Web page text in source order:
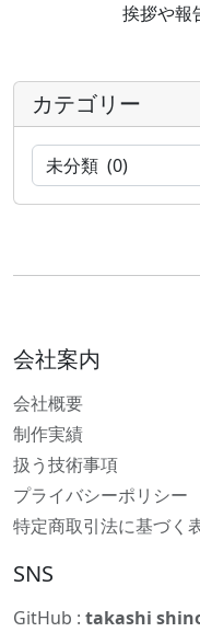
挨拶や報
カテゴリー
会社案内
会社概要
制作実績
扱う技術事項
プライバシーポリシー
特定商取引法に基づく
SNS
GitHub : takashi